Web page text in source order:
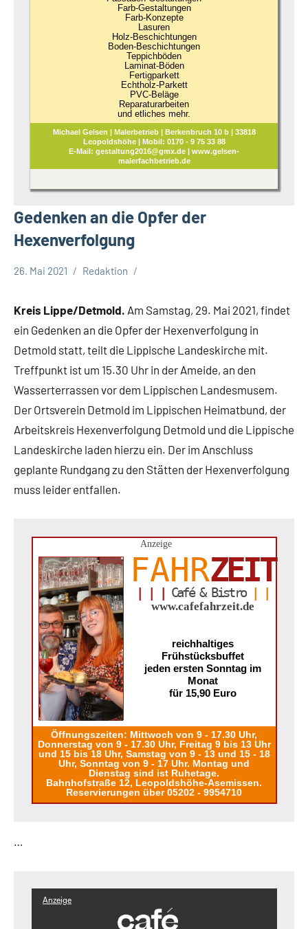
Farb-Gestaltungen
Farb-Konzepte
Lasuren
Holz-Beschichtungen
Boden-Beschichtungen
Teppichböden
Laminat-Böden
Fertigparkett
Echtholz-Parkett
PVC-Beläge
Reparaturarbeiten
und etliches mehr.
Michael Gelsen | Malerbetrieb | Berkenbruch 10 b | 33818
Leopoldshöhe | Mobil: 0170 - 9 75 33 88
E-Mail: gestaltung2016@gmx.de | www.gelsen-
malerfachbetrieb.de
Gedenken an die Opfer der
Hexenverfolgung
Lippische
Gesellschaft
26. Mai 2021 Redaktion
Kreis Lippe/Detmold. Am Samstag, 29. Mai 2021, findet
ein Gedenken an die Opfer der Hexenverfolgung in
Detmold statt, teilt die Lippische Landeskirche mit.
Treffpunkt ist um 15.30 Uhr in der Ameide, an den
Wasserterrassen vor dem Lippischen Landesmusem.
Der Ortsverein Detmold im Lippischen Heimatbund, der
Arbeitskreis Hexenverfolgung Detmold und die Lippische
Landeskirche laden hierzu ein. Der im Anschluss
geplante Rundgang zu den Stätten der Hexenverfolgung
muss leider entfallen.
Anzeige
FAHRZEIT
| | | Café & Bistro| |
www.cafefahrzeit.de
reichhaltiges
Frühstücksbuffet
jeden ersten Sonntag im
Monat
für 15,90 Euro
Öffnungszeiten: Mittwoch von 9 - 17.30 Uhr,
Donnerstag von 9 - 17.30 Uhr, Freitag 9 bis 13 Uhr
und 15 bis 18 Uhr, Samstag von 9 - 13 und 15 - 18
Uhr, Sonntag von 9 - 17 Uhr. Montag und
Dienstag sind ist Ruhetage.
Bahnhofstraße 12, Leopoldshöhe-Asemissen.
Reservierungen über 05202 - 9954710
…
Anzeige